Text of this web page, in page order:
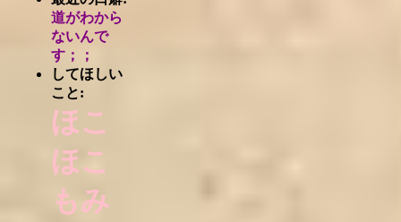
道がわから
ないんで
す；；
してほしい
こと:
ほこ
ほこ
もみ